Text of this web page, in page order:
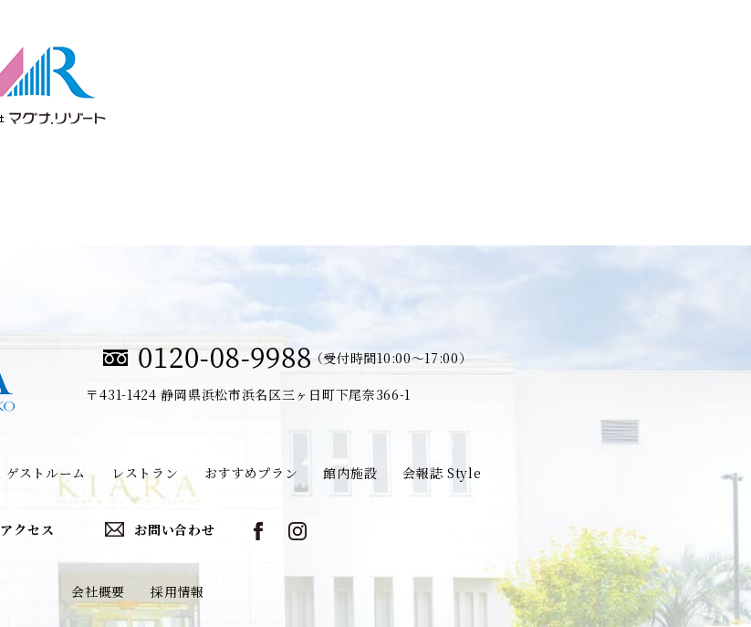
（受付時間10:00～17:00）
〒431-1424静岡県浜松市浜名区三ヶ日町下尾奈366-1
ゲストルーム レストラン おすすめプラン 館内施設 会報誌 Style
アクセス お問い合わせ
会社概要 採用情報